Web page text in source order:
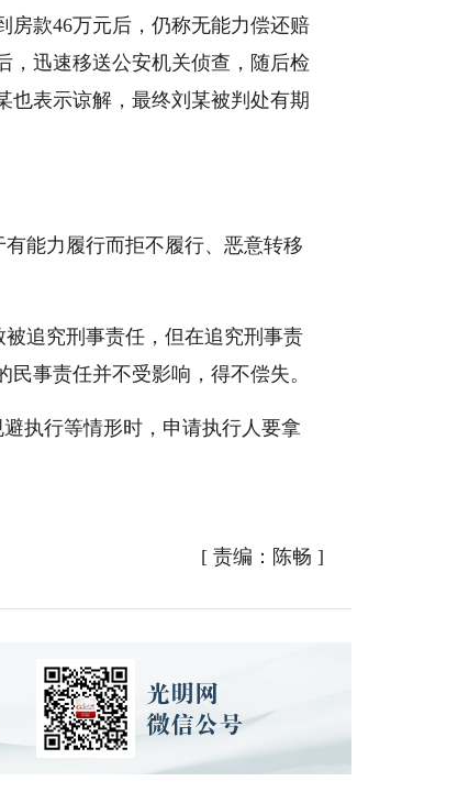
房款46万元后，仍称无能力偿还赔
，迅速移送公安机关侦查，随后检
也表示谅解，最终刘某被判处有期
能力履行而拒不履行、恶意转移
追究刑事责任，但在追究刑事责
事责任并不受影响，得不偿失。
执行等情形时，申请执行人要拿
[ 责编：陈畅 ]